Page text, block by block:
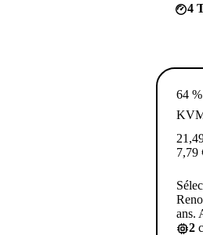
4
64
7,79
ans.
2